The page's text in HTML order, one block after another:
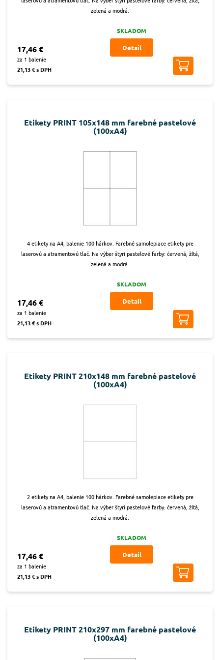
zelená a modrá.
17,46 €
za 1 balenie
21,13 € s DPH
SKLADOM
Detail
Etikety PRINT 105x148 mm farebné pastelové
(100xA4)
4 etikety na A4, balenie 100 hárkov. Farebné samolepiace etikety pre
laserovú a atramentovú tlač. Na výber štyri pastelové farby: červená, žltá,
zelená a modrá.
17,46 €
za 1 balenie
21,13 € s DPH
SKLADOM
Detail
Etikety PRINT 210x148 mm farebné pastelové
(100xA4)
2 etikety na A4, balenie 100 hárkov. Farebné samolepiace etikety pre
laserovú a atramentovú tlač. Na výber štyri pastelové farby: červená, žltá,
zelená a modrá.
17,46 €
za 1 balenie
21,13 € s DPH
SKLADOM
Detail
Etikety PRINT 210x297 mm farebné pastelové
(100xA4)